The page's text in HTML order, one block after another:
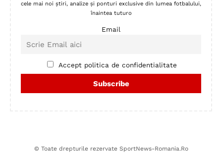
cele mai noi știri, analize și ponturi exclusive din lumea fotbalului,
înaintea tuturo
Email
Accept politica de confidentialitate
© Toate drepturile rezervate SportNews-Romania.Ro